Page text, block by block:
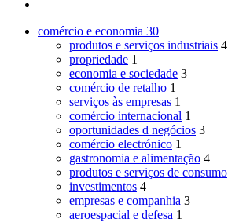
comércio e economia 30
produtos e serviços industriais 4
propriedade 1
economia e sociedade 3
comércio de retalho 1
serviços às empresas 1
comércio internacional 1
oportunidades d negócios 3
comércio electrónico 1
gastronomia e alimentação 4
produtos e serviços de consumo
investimentos 4
empresas e companhia 3
aeroespacial e defesa 1